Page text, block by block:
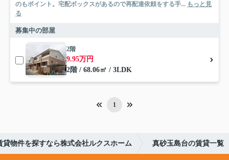
のもポイント。宅配ボックスがあるので再配達依頼をする手... もっと見
る
募集中の部屋
2階
9.95万円
2階 / 68.06㎡ / 3LDK
1
貸物件を探すなら株式会社ルクスホーム 真砂玉島台の賃貸一覧